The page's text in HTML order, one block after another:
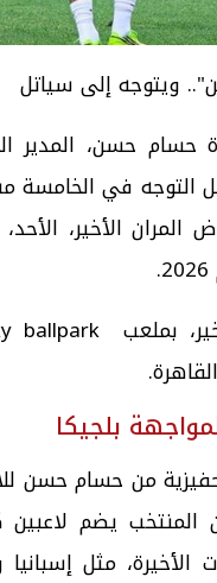
ويتوجه إلى سياتل
حسن، المدير
التوجه في الخامسة
الأخير،
بلجيكا
من حسام حسن
يضم لاعبين
مثل